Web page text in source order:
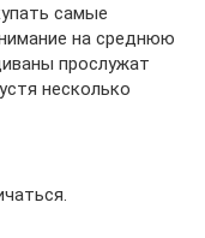
самые
на среднюю
прослужат
несколько